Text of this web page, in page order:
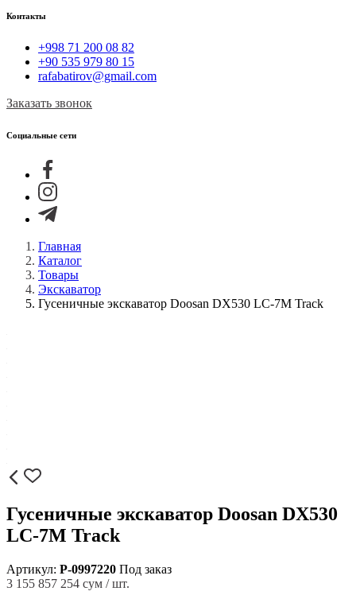
Контакты
+998 71 200 08 82
+90 535 979 80 15
rafabatirov@gmail.com
Заказать звонок
Социальные сети
Главная
Каталог
Товары
Экскаватор
Гусеничные экскаватор Doosan DX530 LC-7M Track
Гусеничные экскаватор Doosan DX530
LC-7M Track
Артикул: P-0997220 Под заказ
3 155 857 254 сум / шт.